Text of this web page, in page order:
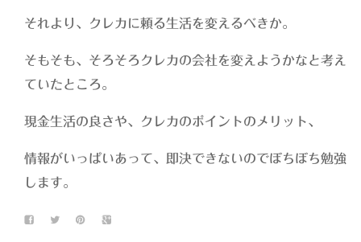
それより、クレカに頼る生活を変えるべきか。
そもそも、そろそろクレカの会社を変えようかなと考え
ていたところ。
現金生活の良さや、クレカのポイントのメリット、
情報がいっぱいあって、即決できないのでぼちぼち勉強
します。